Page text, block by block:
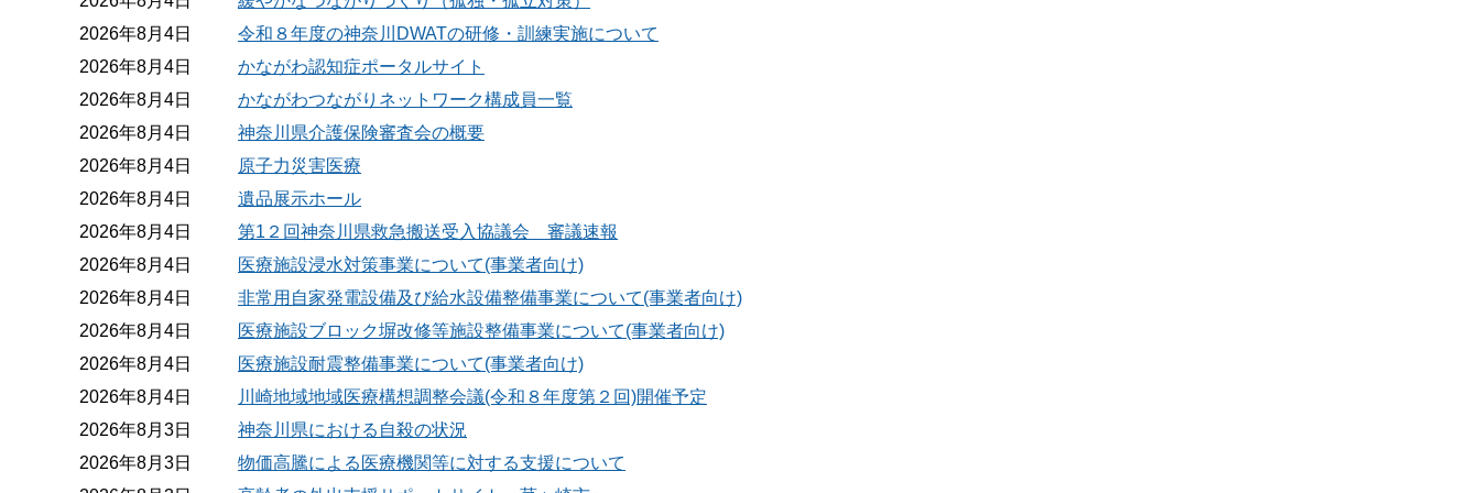
2026年8月4日
令和８年度の神奈川DWATの研修・訓練実施について
2026年8月4日
かながわ認知症ポータルサイト
2026年8月4日
かながわつながりネットワーク構成員一覧
2026年8月4日
神奈川県介護保険審査会の概要
2026年8月4日
原子力災害医療
2026年8月4日
遺品展示ホール
2026年8月4日
第1２回神奈川県救急搬送受入協議会 審議速報
2026年8月4日
医療施設浸水対策事業について(事業者向け)
2026年8月4日
非常用自家発電設備及び給水設備整備事業について(事業者向け)
2026年8月4日
医療施設ブロック塀改修等施設整備事業について(事業者向け)
2026年8月4日
医療施設耐震整備事業について(事業者向け)
2026年8月4日
川崎地域地域医療構想調整会議(令和８年度第２回)開催予定
2026年8月3日
神奈川県における自殺の状況
2026年8月3日
物価高騰による医療機関等に対する支援について